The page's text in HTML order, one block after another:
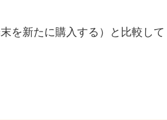
を新たに購入する）と比較して